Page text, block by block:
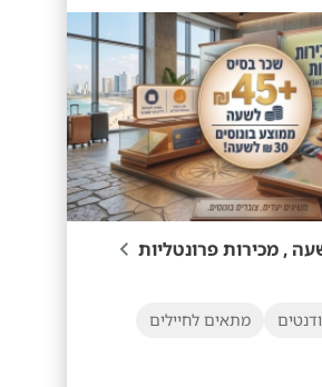
מתאים לחיילים